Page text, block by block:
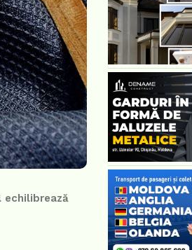
echilibrează